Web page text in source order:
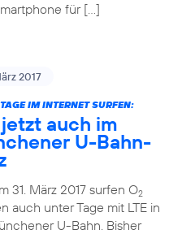
für […]
2017
IM INTERNET SURFEN:
jetzt auch im
U-Bahn-
31. März 2017 surfen O2
auch unter Tage mit LTE in
U-Bahn. Bisher